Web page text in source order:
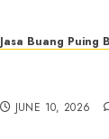
Jasa Buang Puing
JUNE 10, 2026